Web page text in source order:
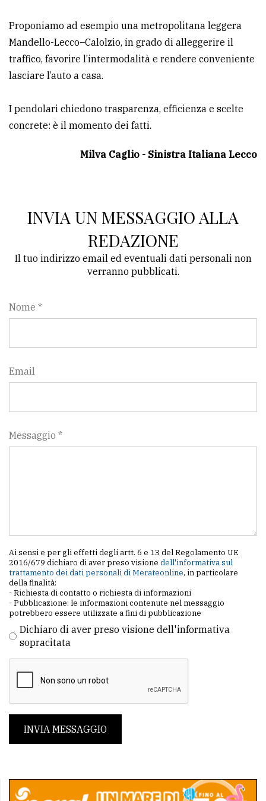
Proponiamo ad esempio una metropolitana leggera
Mandello-Lecco–Calolzio, in grado di alleggerire il
traffico, favorire l’intermodalità e rendere conveniente
lasciare l’auto a casa.
I pendolari chiedono trasparenza, efficienza e scelte
concrete: è il momento dei fatti.
Milva Caglio - Sinistra Italiana Lecco
INVIA UN MESSAGGIO ALLA
REDAZIONE
Il tuo indirizzo email ed eventuali dati personali non
verranno pubblicati.
Nome *
Email
Messaggio *
Ai sensi e per gli effetti degli artt. 6 e 13 del Regolamento UE
2016/679 dichiaro di aver preso visione dell'informativa sul
trattamento dei dati personali di Merateonline, in particolare
della finalità:
- Richiesta di contatto o richiesta di informazioni
- Pubblicazione: le informazioni contenute nel messaggio
potrebbero essere utilizzate a fini di pubblicazione
Dichiaro di aver preso visione dell'informativa
sopracitata
INVIA MESSAGGIO